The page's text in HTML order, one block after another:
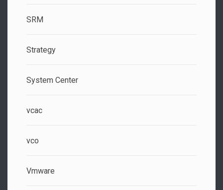
SRM
Strategy
System Center
vcac
vco
Vmware